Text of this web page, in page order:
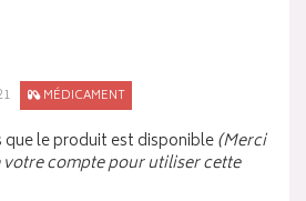
MÉDICAMENT
le produit est disponible(Merci
compte pour utiliser cette